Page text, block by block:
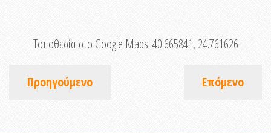
Τοποθεσία στο Google Maps:40.665841, 24.761626
Προηγούμενο Επόμενο